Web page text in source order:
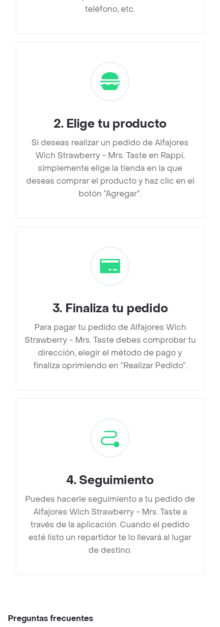
teléfono, etc.
2. Elige tu producto
Si deseas realizar un pedido de Alfajores
Wich Strawberry - Mrs. Taste en Rappi,
simplemente elige la tienda en la que
deseas comprar el producto y haz clic en el
botón “Agregar”.
3. Finaliza tu pedido
Para pagar tu pedido de Alfajores Wich
Strawberry - Mrs. Taste debes comprobar tu
dirección, elegir el método de pago y
finaliza oprimiendo en “Realizar Pedido”.
4. Seguimiento
Puedes hacerle seguimiento a tu pedido de
Alfajores Wich Strawberry - Mrs. Taste a
través de la aplicación. Cuando el pedido
esté listo un repartidor te lo llevará al lugar
de destino.
Preguntas frecuentes